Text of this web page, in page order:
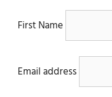
First Name
Email address